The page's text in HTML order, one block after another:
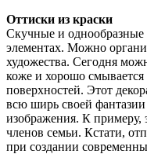
Оттиски из краски
Скучные и однообразные
элементах. Можно
художества. Сегодня
коже и хорошо смывается
поверхностей. Этот
всю ширь своей фантазии
изображения. К примеру,
членов семьи. Кстати,
при создании